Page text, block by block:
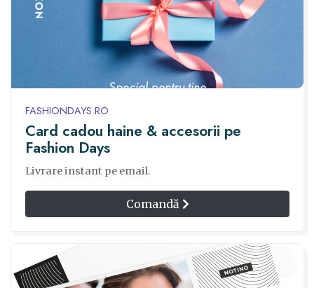
FASHIONDAYS.RO
Card cadou haine & accesorii pe
Fashion Days
Livrare instant pe email.
Comandă